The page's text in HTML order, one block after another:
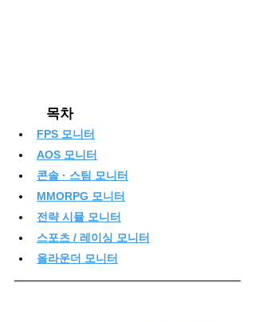
목차
FPS 모니터
AOS 모니터
콘솔 · 스팀 모니터
MMORPG 모니터
전략 시뮬 모니터
스포츠 / 레이싱 모니터
올라운더 모니터